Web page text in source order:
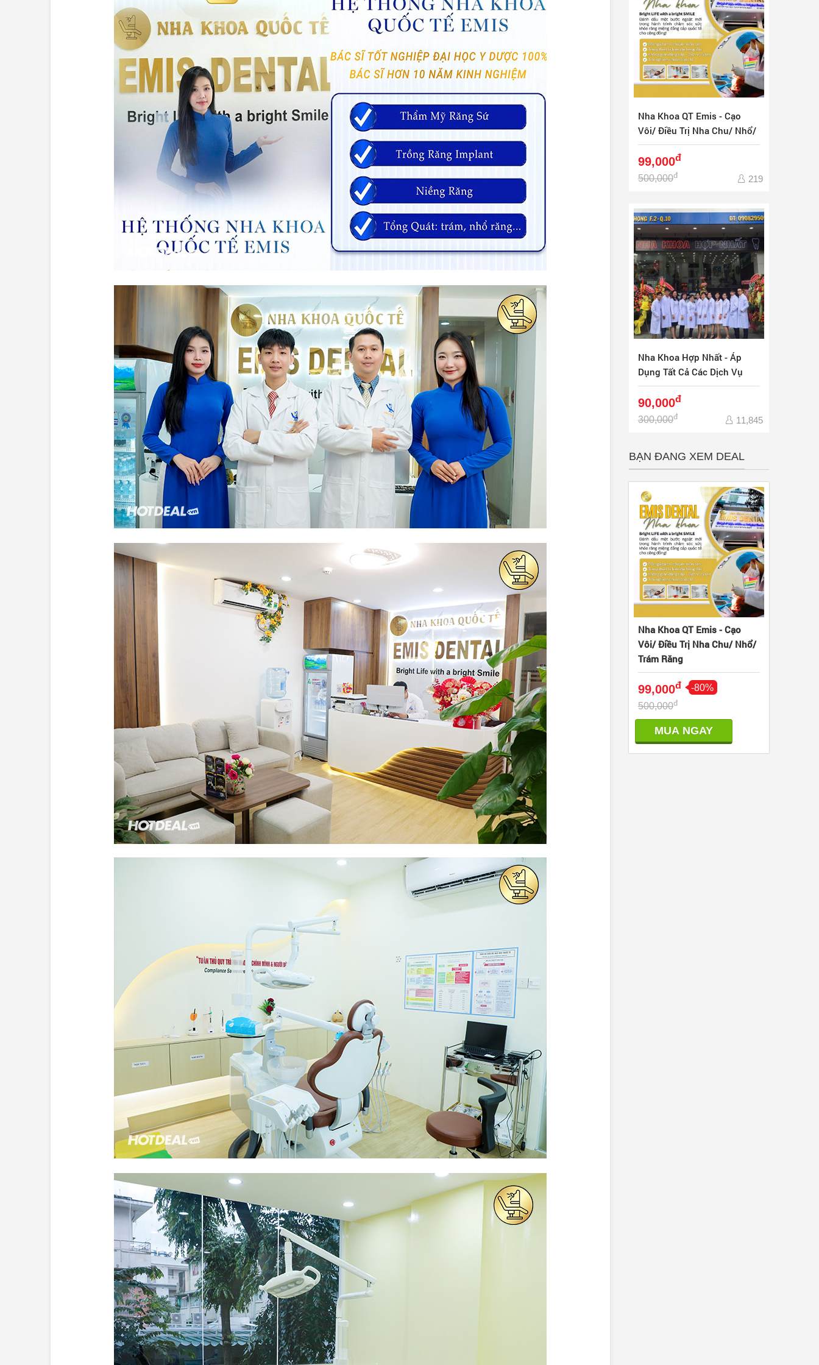
Nha Khoa QT Emis - Cạo
Vôi/ Điều Trị Nha Chu/ Nhổ/
Trám Răng
99,000đ
500,000đ 219
Nha Khoa Hợp Nhất - Áp
Dụng Tất Cả Các Dịch Vụ
90,000đ
300,000đ 11,845
BẠN ĐANG XEM DEAL
Nha Khoa QT Emis - Cạo
Vôi/ Điều Trị Nha Chu/ Nhổ/
Trám Răng
99,000đ
-80%
500,000đ
MUA NGAY